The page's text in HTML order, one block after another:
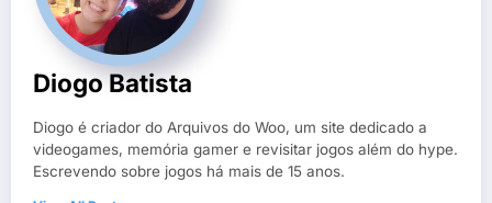
Diogo Batista
Diogo é criador do Arquivos do Woo, um site dedicado a
videogames, memória gamer e revisitar jogos além do hype.
Escrevendo sobre jogos há mais de 15 anos.